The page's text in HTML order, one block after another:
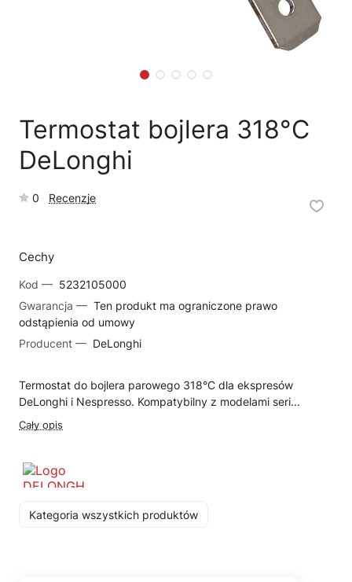
Termostat bojlera 318°C
DeLonghi
0 Recenzje
Cechy
Kod — 5232105000
Gwarancja — Ten produkt ma ograniczone prawo
odstąpienia od umowy
Producent — DeLonghi
Termostat do bojlera parowego 318°C dla ekspresów
DeLonghi i Nespresso. Kompatybilny z modelami seri...
Cały opis
Kategoria wszystkich produktów
Odkamienianie
Reklamacja towaru